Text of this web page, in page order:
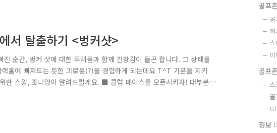
서 탈출하기 <벙커샷>
진 순간, 벙커 샷에 대한 두려움과 함께 긴장감이 들곤 합니다. 그 상태를
홀에 빠져드는 듯한 괴로움(?)을 경험하게 되는데요 T^T 기본을 지키
한 스윙, 조니양이 알려드릴게요. ■ 클럽 페이스를 오픈시키자! 대부분
나가는 경우가 많습니다. 손도 많이 나가게 되는데, 이렇게 되면 공을
니다. 클럽 페이스를 뒤로 눕히듯이 열어줘야 합니다. 정도는 클럽 페이
골프존
스
골프
스
골
정보